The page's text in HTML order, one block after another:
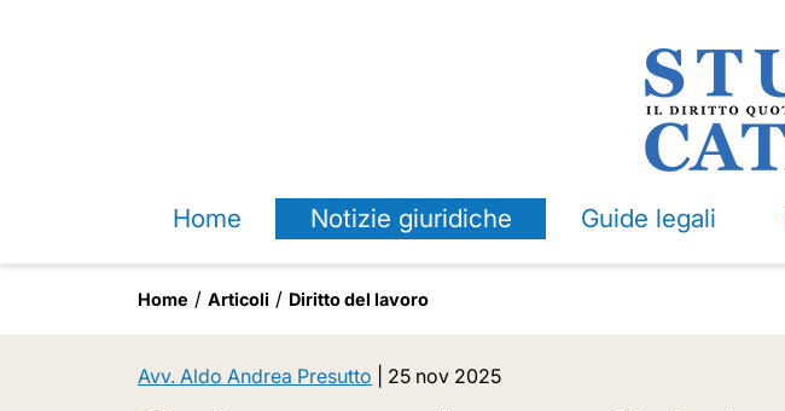
Home Notizie giuridiche Guide legali
Home Articoli Diritto del lavoro
Avv. Aldo Andrea Presutto 25 nov 2025